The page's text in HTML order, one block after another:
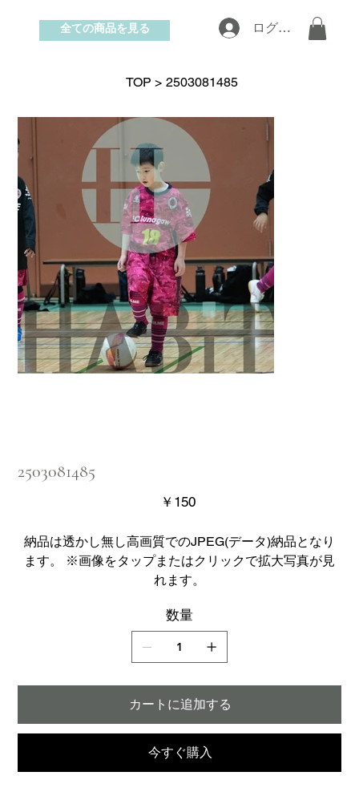
お問い合わせ
ログイン
全ての商品を見る
TOP > 2503081485
2503081485
価
格
￥150
納品は透かし無し高画質でのJPEG(データ)納品となり
ます。 ※画像をタップまたはクリックで拡大写真が見
れます。
数量
カートに追加する
今すぐ購入